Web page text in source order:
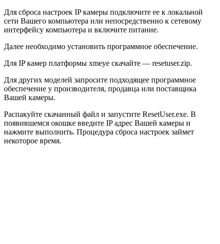
Для сброса настроек IP камеры подключите ее к локальной
сети Вашего компьютера или непосредственно к сетевому
интерфейсу компьютера и включите питание.
Далее необходимо установить программное обеспечение.
Для IP камер платформы xmeye скачайте — resetuser.zip.
Для других моделей запросите подходящее программное
обеспечение у производителя, продавца или поставщика
Вашей камеры.
Распакуйте скачанный файл и запустите ResetUser.exe. В
появившемся окошке введите IP адрес Вашей камеры и
нажмите выполнить. Процедура сброса настроек займет
некоторое время.